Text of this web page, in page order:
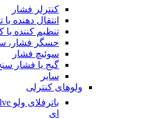
کنترلر فشار
انتقال دهنده
تنظیم کننده یا
حسگر فشار،
سوئیچ فشار
گیج یا فشار
سایر
ولوهای کنترلی
ای